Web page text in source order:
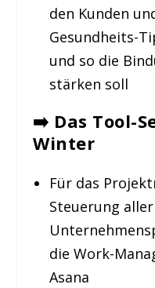
den Kunden
Gesundheits-
und so die
stärken soll
➡️ Das Tool-
Winter
Für das
Steuerung
die Work-
Asana